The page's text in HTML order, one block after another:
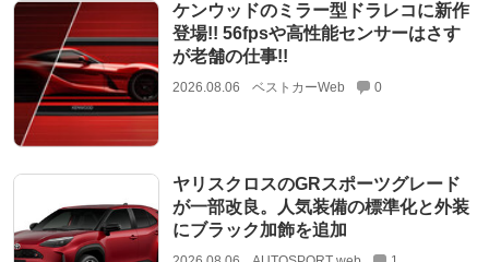
ケンウッドのミラー型ドラレコに新作
登場!! 56fpsや高性能センサーはさす
が老舗の仕事!!
2026.08.06 ベストカーWeb 0
ヤリスクロスのGRスポーツグレード
が一部改良。人気装備の標準化と外装
にブラック加飾を追加